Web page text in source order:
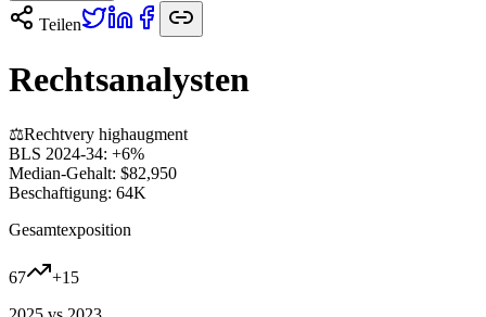
Teilen
Rechtsanalysten
⚖️Rechtvery highaugment
BLS 2024-34: +6%
Median-Gehalt: $82,950
Beschaftigung: 64K
Gesamtexposition
67 +15